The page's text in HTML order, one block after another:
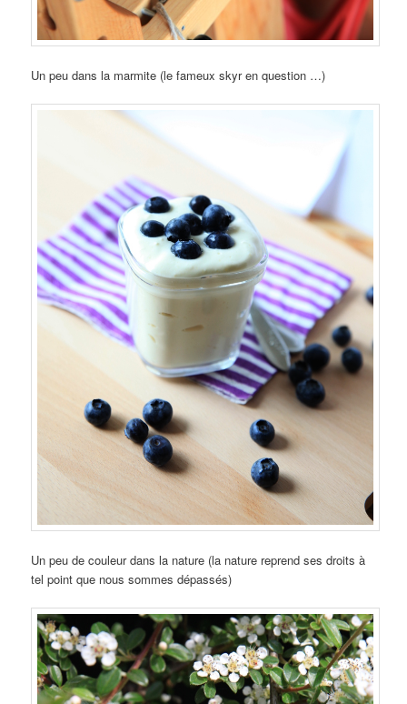
Un peu dans la marmite (le fameux skyr en question …)
Un peu de couleur dans la nature (la nature reprend ses droits à
tel point que nous sommes dépassés)